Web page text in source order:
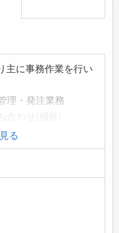
主に事務作業を行い
理・発注業務
・AT)
導します
慣れていただけれ
る